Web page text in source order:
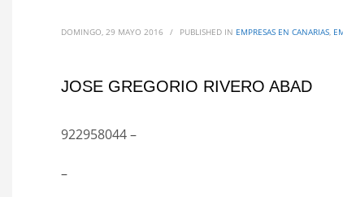
DOMINGO, 29 MAYO 2016 / PUBLISHED IN EMPRESAS EN CANARIAS,
JOSE GREGORIO RIVERO ABAD
922958044 –
–